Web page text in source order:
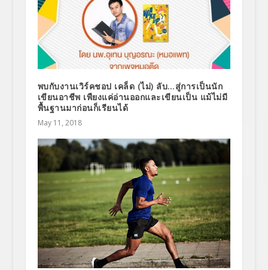
พบกับงานเวิร์คชอป เคล็ด (ไม่) ลับ…สู่การเป็นนัก
เขียนอาชีพ เพืยงแค่อ่านออกและเขียนเป็น แม้ไม่มี
พื้นฐานมาก่อนก็เรียนได้
May 11, 2018